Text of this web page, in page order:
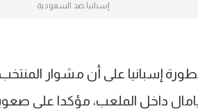
إسبانيا ضد السعودية
إسبانيا على أن مشوار
داخل الملعب، مؤكدا على